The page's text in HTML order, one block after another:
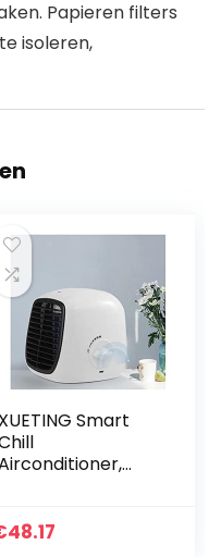
Papieren filters
isoleren,
XUETING Smart
48.17